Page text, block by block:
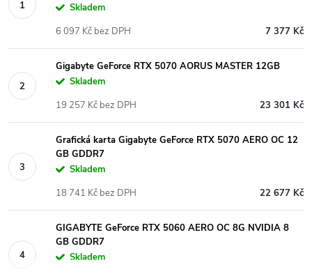
Skladem
7 377 Kč
6 097 Kč bez DPH
Gigabyte GeForce RTX 5070 AORUS MASTER 12GB
Skladem
23 301 Kč
19 257 Kč bez DPH
Grafická karta Gigabyte GeForce RTX 5070 AERO OC 12
GB GDDR7
Skladem
22 677 Kč
18 741 Kč bez DPH
GIGABYTE GeForce RTX 5060 AERO OC 8G NVIDIA 8
GB GDDR7
Skladem